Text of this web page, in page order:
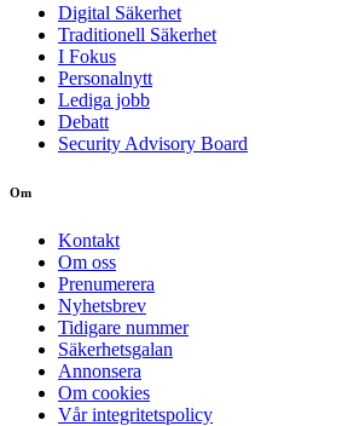
Digital Säkerhet
Traditionell Säkerhet
I Fokus
Personalnytt
Lediga jobb
Debatt
Security Advisory Board
Om
Kontakt
Om oss
Prenumerera
Nyhetsbrev
Tidigare nummer
Säkerhetsgalan
Annonsera
Om cookies
Vår integritetspolicy